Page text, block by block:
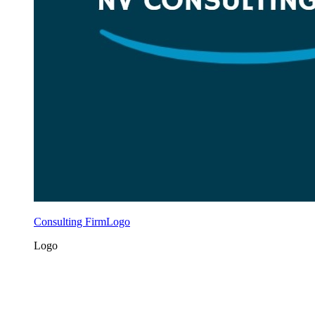
Consulting FirmLogo
Logo